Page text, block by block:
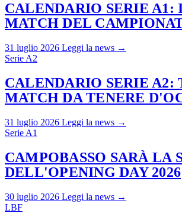
CALENDARIO SERIE A1:
MATCH DEL
31 luglio 2026 Leggi la news →
Serie A2
CALENDARIO SERIE A2:
MATCH DA TENERE
31 luglio 2026 Leggi la news →
Serie A1
CAMPOBASSO SARÀ LA
DELL'OPENING DAY 2026
30 luglio 2026 Leggi la news →
LBF